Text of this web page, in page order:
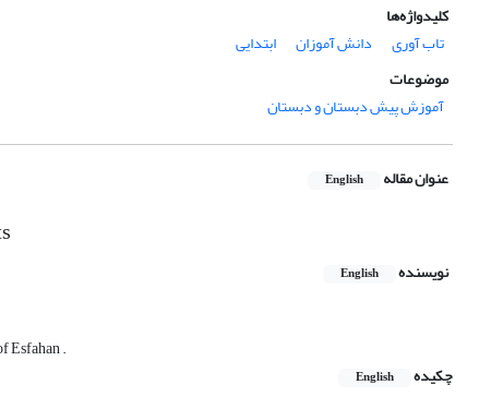
کلیدواژه‌ها
تاب آوری
دانش آموزان
ابتدایی
موضوعات
آموزش پیش دبستان و دبستان
عنوان مقاله English
نویسنده English
Esfahan .
چکیده
English